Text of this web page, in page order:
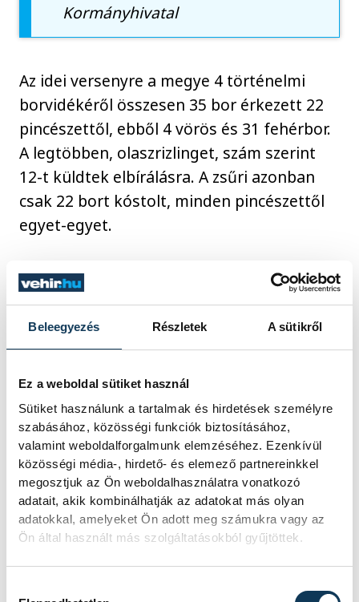
Beleegyezés Részletek A sütikről
Ez a weboldal sütiket használ
Sütiket használunk a tartalmak és hirdetések személyre
szabásához, közösségi funkciók biztosításához,
valamint weboldalforgalmunk elemzéséhez. Ezenkívül
közösségi média-, hirdető- és elemező partnereinkkel
megosztjuk az Ön weboldalhasználatra vonatkozó
adatait, akik kombinálhatják az adatokat más olyan
adatokkal, amelyeket Ön adott meg számukra vagy az
Ön által használt más szolgáltatásokból gyűjtöttek.
Kormányhivatal
Az idei versenyre a megye 4 történelmi
borvidékéről összesen 35 bor érkezett 22
pincészettől, ebből 4 vörös és 31 fehérbor.
A legtöbben, olaszrizlinget, szám szerint
12-t küldtek elbírálásra. A zsűri azonban
csak 22 bort kóstolt, minden pincészettől
egyet-egyet.
Polgárdy
az eredményhirdetést
követően köszönetet mondott a
borászoknak, hogy nevezésükkel
megtisztelték a versenyt. Mint mondta, a
járványhelyzet a borászokat is sújtotta, és
úgy véli, ez a verseny
marketingtevékenységével némileg hozzá
tud járulni a kilábaláshoz.